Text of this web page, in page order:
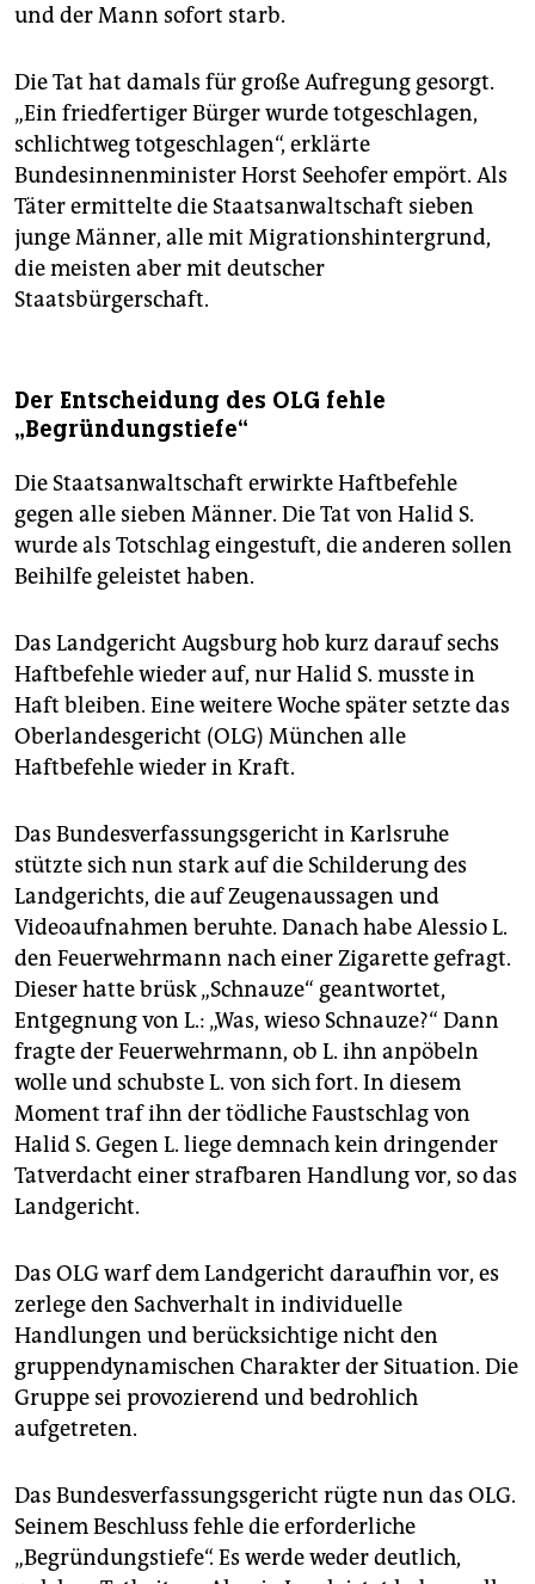
und der Mann sofort starb.
Die Tat hat damals für große Aufregung gesorgt.
„Ein friedfertiger Bürger wurde totgeschlagen,
schlichtweg totgeschlagen“, erklärte
Bundesinnenminister Horst Seehofer empört. Als
Täter ermittelte die Staatsanwaltschaft sieben
junge Männer, alle mit Migrationshintergrund,
die meisten aber mit deutscher
Staatsbürgerschaft.
Der Entscheidung des OLG fehle
„Begründungstiefe“
Die Staatsanwaltschaft erwirkte Haftbefehle
gegen alle sieben Männer. Die Tat von Halid S.
wurde als Totschlag eingestuft, die anderen sollen
Beihilfe geleistet haben.
Das Landgericht Augsburg hob kurz darauf sechs
Haftbefehle wieder auf, nur Halid S. musste in
Haft bleiben. Eine weitere Woche später setzte das
Oberlandesgericht (OLG) München alle
Haftbefehle wieder in Kraft.
Das Bundesverfassungsgericht in Karlsruhe
stützte sich nun stark auf die Schilderung des
Landgerichts, die auf Zeugenaussagen und
Videoaufnahmen beruhte. Danach habe Alessio L.
den Feuerwehrmann nach einer Zigarette gefragt.
Dieser hatte brüsk „Schnauze“ geantwortet,
Entgegnung von L.: „Was, wieso Schnauze?“ Dann
fragte der Feuerwehrmann, ob L. ihn anpöbeln
wolle und schubste L. von sich fort. In diesem
Moment traf ihn der tödliche Faustschlag von
Halid S. Gegen L. liege demnach kein dringender
Tatverdacht einer strafbaren Handlung vor, so das
Landgericht.
Das OLG warf dem Landgericht daraufhin vor, es
zerlege den Sachverhalt in individuelle
Handlungen und berücksichtige nicht den
gruppendynamischen Charakter der Situation. Die
Gruppe sei provozierend und bedrohlich
aufgetreten.
Das Bundesverfassungsgericht rügte nun das OLG.
Seinem Beschluss fehle die erforderliche
„Begründungstiefe“. Es werde weder deutlich,